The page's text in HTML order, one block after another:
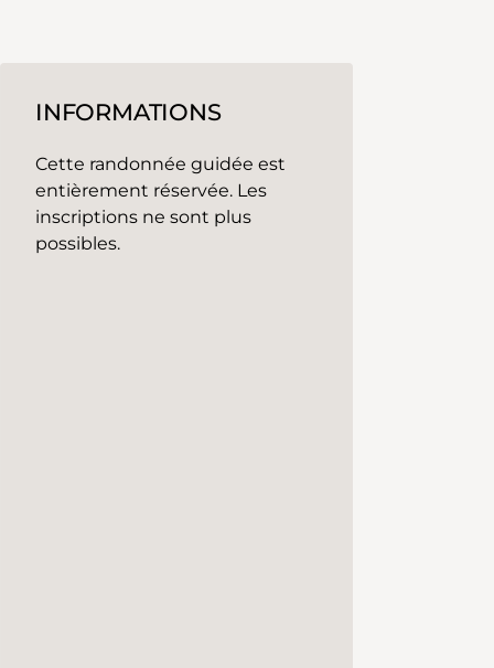
INFORMATIONS
Cette randonnée guidée est
entièrement réservée. Les
inscriptions ne sont plus
possibles.